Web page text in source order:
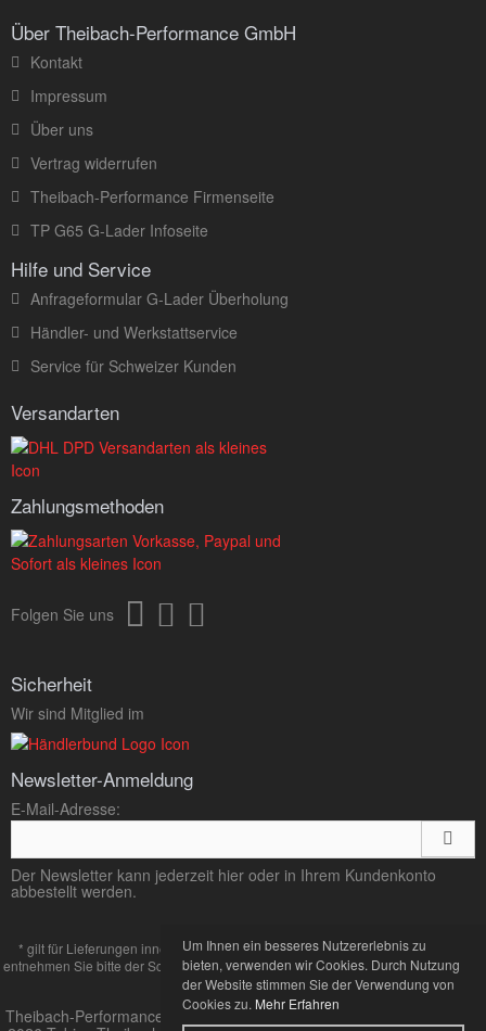
Über Theibach-Performance GmbH
Kontakt
Impressum
Über uns
Vertrag widerrufen
Theibach-Performance Firmenseite
TP G65 G-Lader Infoseite
Hilfe und Service
Anfrageformular G-Lader Überholung
Händler- und Werkstattservice
Service für Schweizer Kunden
Versandarten
Zahlungsmethoden
Folgen Sie uns
Sicherheit
Wir sind Mitglied im
Newsletter-Anmeldung
E-Mail-Adresse:
Der Newsletter kann jederzeit hier oder in Ihrem Kundenkonto
abbestellt werden.
* gilt für Lieferungen innerhalb Deutschlands, Lieferzeiten für andere Länder
entnehmen Sie bitte der Schaltfläche mit denZahlung und VersandBedingungen.
Theibach-Performance Online-Shop für VW und Audi Tuning © 2013-
Um Ihnen ein besseres Nutzererlebnis zu
bieten, verwenden wir Cookies. Durch Nutzung
der Website stimmen Sie der Verwendung von
Cookies zu. Mehr Erfahren